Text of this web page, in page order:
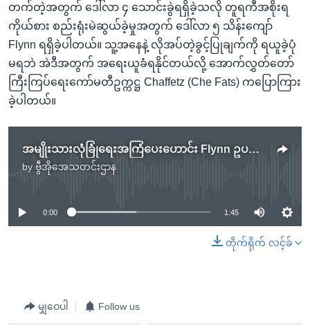
တက်တဲ့အတွက် ဒေါ်လာ ၄ သောင်းခွဲရရှိခဲ့သလို တူရကီအစိုးရ
ကိုယ်စား စည်းရုံးမဲဆွယ်ခဲ့မှုအတွက် ဒေါ်လာ ၅ သိန်းကျော်
Flynn ရရှိခဲ့ပါတယ်။ သူ့အနေနဲ့ လိုအပ်တဲ့ခွင့်ပြုချက်ကို ရယူခဲ့ပုံ
မရဘဲ အဲဒီအတွက် အရေးယူခံရနိုင်တယ်လို့ အောက်လွှတ်တော်
ကြီးကြပ်ရေးကော်မတီဥက္ကဋ္ဌ Chaffetz (Che Fats) ကပြောကြား
ခဲ့ပါတယ်။
အမျိုးသားလုံခြုံရေးအကြံပေးဟောင်း Flynn ဥပဒေချိူးဖောက်ရာ ရောက်နိုင်
by ဗွီအိုအေသတင်းဌာန
No media source currently available
0:00 1:45
တိုက်ရိုက် လင့်ခ်
မျှဝေပါ Follow us